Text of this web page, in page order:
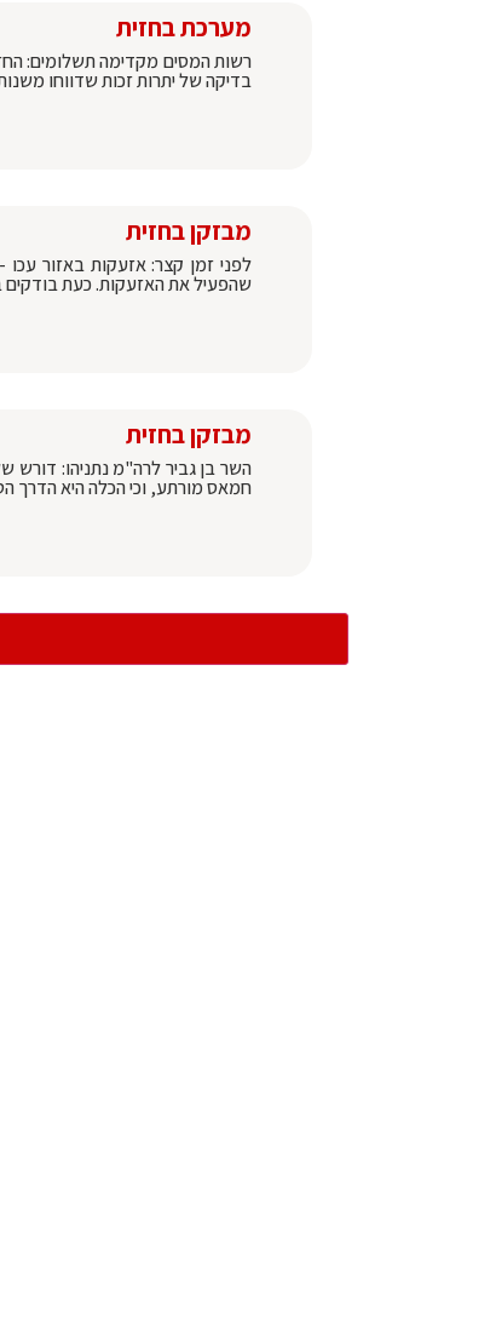
מערכת בחזית
בדיקה של יתרות זכות שדווחו משנות מס 2019-2022, ישולמו בטווח הזמן הקרוב, וזאת בגובה של עד
מבזקן בחזית
לפני זמן קצר: אזעקות באזור עכו
שהפעיל את האזעקות. כעת בודקים
מבזקן בחזית
השר בן גביר לרה"מ נתניהו: דורש
חמאס מורתע, וכי הכלה היא הדרך